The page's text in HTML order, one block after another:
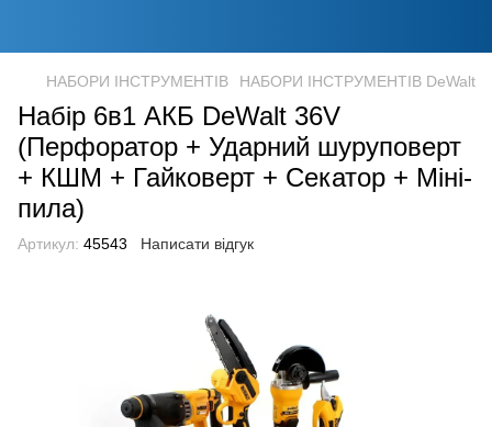
НАБОРИ ІНСТРУМЕНТІВ НАБОРИ ІНСТРУМЕНТІВ DeWalt
Набір 6в1 АКБ DeWalt 36V
(Перфоратор + Ударний шуруповерт
+ КШМ + Гайковерт + Секатор + Міні-
пила)
Артикул: 45543 Написати відгук